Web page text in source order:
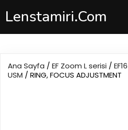
Lenstamiri.com
Ana Sayfa / EF Zoom L serisi /
USM / RING, FOCUS ADJUSTMENT